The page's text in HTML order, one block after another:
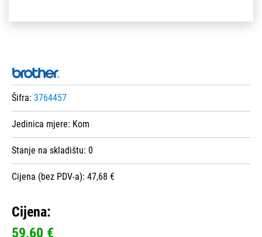
Šifra: 3764457
Jedinica mjere: Kom
Stanje na skladištu: 0
Cijena (bez PDV-a): 47,68 €
Cijena:
59,60 €